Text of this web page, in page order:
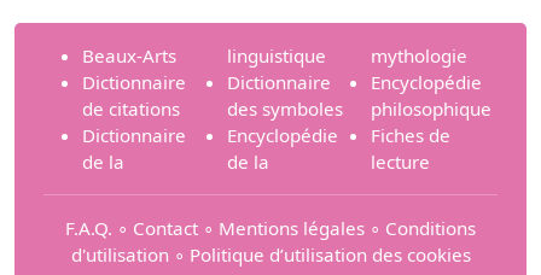
Beaux-Arts
Dictionnaire
de citations
Dictionnaire
de la
linguistique
Dictionnaire
des symboles
Encyclopédie
de la
mythologie
Encyclopédie
philosophique
Fiches de
lecture
F.A.Q. ∘ Contact ∘ Mentions légales ∘ Conditions
d'utilisation ∘ Politique d’utilisation des cookies